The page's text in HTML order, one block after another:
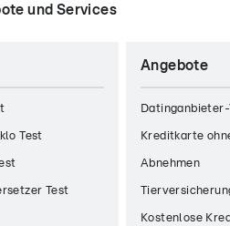
und Services
Test
Test
Angebote
Kreditkarte
Abnehmen
Kostenlose